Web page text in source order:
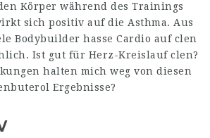
Körper während des Trainings
sich positiv auf die Asthma. Aus
Bodybuilder hasse Cardio auf clen
Ist gut für Herz-Kreislauf clen?
halten mich weg von diesen
Ergebnisse?